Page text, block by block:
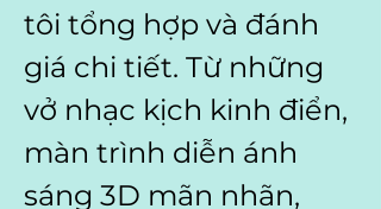
tôi tổng hợp và đánh
giá chi tiết. Từ những
vở nhạc kịch kinh điển,
màn trình diễn ánh
sáng 3D mãn nhãn,